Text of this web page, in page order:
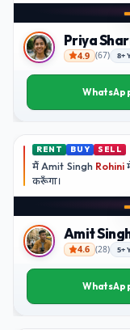
Priya Sharma
Priya
4.9 (67) 8+
RENT BUY SELL
मैंAmit Singh Rohini
करूँगा।
Amit Singh
Amit
4.6 (28) 5+